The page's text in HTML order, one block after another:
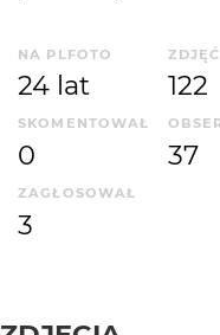
NA PLFOTO
24 lat
ZDJĘĆ
122
SKOMENTOWAŁ
0 37
ZAGŁOSOWAŁ
3